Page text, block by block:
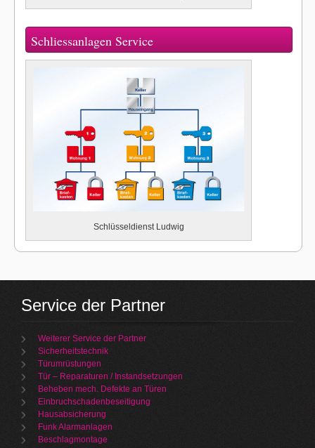
Schliessanlagen Service
Schlüsseldienst Ludwig
Service der Partner
Weiterer Service der Partner
Sicherheitstechnik
Türumrüstungen
Tür – Reparaturen / Instandsetzungen
Beheben mech. Defekte an Türen
Einbruchschadenbeseitigung
Hausabsicherung
Funk Alarmanlagen
Beschlagmontage